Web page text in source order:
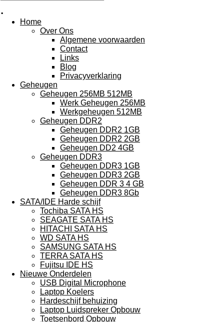
.
Home
Over Ons
Algemene voorwaarden
Contact
Links
Blog
Privacyverklaring
Geheugen
Geheugen 256MB 512MB
Werk Geheugen 256MB
Werkgeheugen 512MB
Geheugen DDR2
Geheugen DDR2 1GB
Geheugen DDR2 2GB
Geheugen DD2 4GB
Geheugen DDR3
Geheugen DDR3 1GB
Geheugen DDR3 2GB
Geheugen DDR 3 4 GB
Geheugen DDR3 8Gb
SATA/IDE Harde schijf
Tochiba SATA HS
SEAGATE SATA HS
HITACHI SATA HS
WD SATA HS
SAMSUNG SATA HS
TERRA SATA HS
Fujitsu IDE HS
Nieuwe Onderdelen
USB Digital Microphone
Laptop Koelers
Hardeschijf behuizing
Laptop Luidspreker Opbouw
Toetsenbord Opbouw